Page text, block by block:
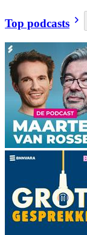
Top podcasts